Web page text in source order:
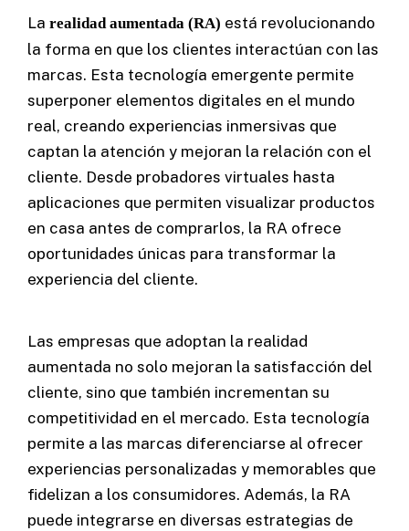
La realidad aumentada (RA) está revolucionando
la forma en que los clientes interactúan con las
marcas. Esta tecnología emergente permite
superponer elementos digitales en el mundo
real, creando experiencias inmersivas que
captan la atención y mejoran la relación con el
cliente. Desde probadores virtuales hasta
aplicaciones que permiten visualizar productos
en casa antes de comprarlos, la RA ofrece
oportunidades únicas para transformar la
experiencia del cliente.
Las empresas que adoptan la realidad
aumentada no solo mejoran la satisfacción del
cliente, sino que también incrementan su
competitividad en el mercado. Esta tecnología
permite a las marcas diferenciarse al ofrecer
experiencias personalizadas y memorables que
fidelizan a los consumidores. Además, la RA
puede integrarse en diversas estrategias de